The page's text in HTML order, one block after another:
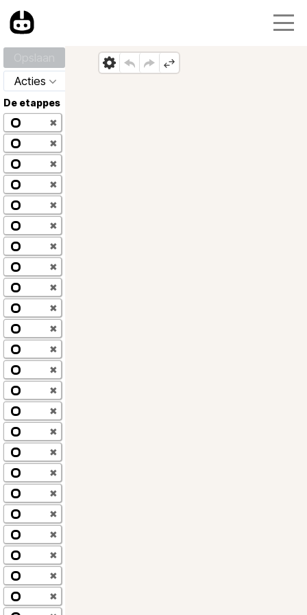
Acties
De etappes
✖
✖
✖
✖
✖
✖
✖
✖
✖
✖
✖
✖
✖
✖
✖
✖
✖
✖
✖
✖
✖
✖
✖
✖